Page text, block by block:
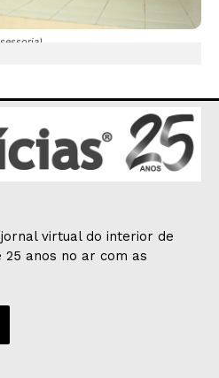
virtual do interior de
25 anos no ar com as